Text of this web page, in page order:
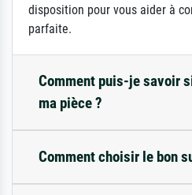
disposition pour vous aider à
parfaite.
Comment puis-je savoir
ma pièce ?
Comment choisir le bon